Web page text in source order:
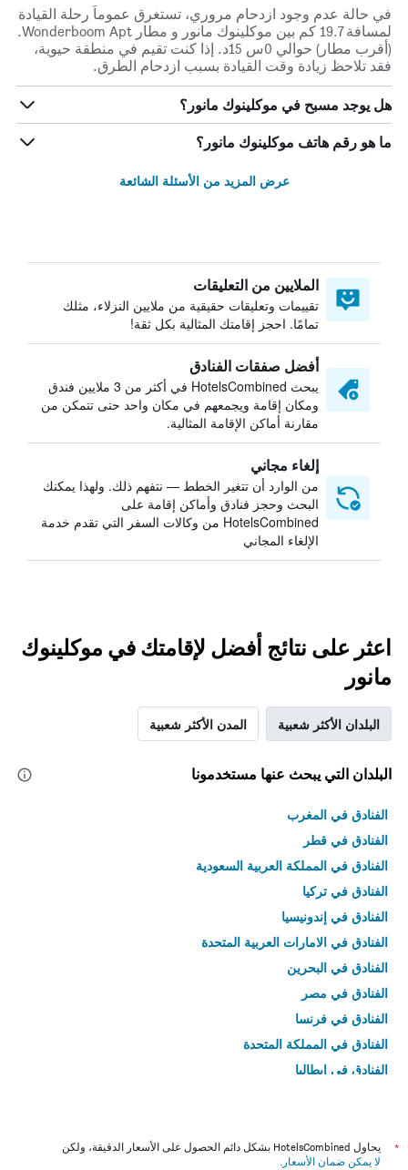
في حالة عدم وجود ازدحام مروري، تستغرق عموماً رحلة القيادة
لمسافة 19.7 كم بين موكلينوك مانور و مطار Wonderboom Apt.
(أقرب مطار) حوالي 0س 15د. إذا كنت تقيم في منطقة حيوية،
فقد تلاحظ زيادة وقت القيادة بسبب ازدحام الطرق.
هل يوجد مسبح في موكلينوك مانور؟
ما هو رقم هاتف موكلينوك مانور؟
عرض المزيد من الأسئلة الشائعة
الملايين من التعليقات
تقييمات وتعليقات حقيقية من ملايين النزلاء، مثلك
تمامًا. احجز إقامتك المثالية بكل ثقة!
أفضل صفقات الفنادق
يبحث HotelsCombined في أكثر من 3 ملايين فندق
ومكان إقامة ويجمعهم في مكان واحد حتى تتمكن من
مقارنة أماكن الإقامة المثالية.
إلغاء مجاني
من الوارد أن تتغير الخطط — نتفهم ذلك. ولهذا يمكنك
البحث وحجز فنادق وأماكن إقامة على
HotelsCombined من وكالات السفر التي تقدم خدمة
الإلغاء المجاني
اعثر على نتائج أفضل لإقامتك في موكلينوك
مانور
البلدان الأكثر شعبية المدن الأكثر شعبية
البلدان التي يبحث عنها مستخدمونا
الفنادق في المغرب
الفنادق في قطر
الفنادق في المملكة العربية السعودية
الفنادق في تركيا
الفنادق في إندونيسيا
الفنادق في الامارات العربية المتحدة
الفنادق في البحرين
الفنادق في مصر
الفنادق في فرنسا
الفنادق في المملكة المتحدة
الفنادق في إيطاليا
*
يحاول HotelsCombined بشكل دائم الحصول على الأسعار الدقيقة، ولكن
لا يمكن ضمان الأسعار .